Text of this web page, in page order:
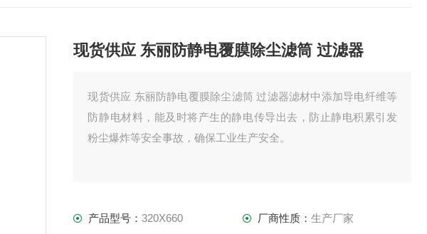
现货供应 东丽防静电覆膜除尘滤筒 过滤器
现货供应 东丽防静电覆膜除尘滤筒 过滤器滤材中添加导电纤维等
防静电材料，能及时将产生的静电传导出去，防止静电积累引发
粉尘爆炸等安全事故，确保工业生产安全。
产品型号：320X660 厂商性质： 生产厂家